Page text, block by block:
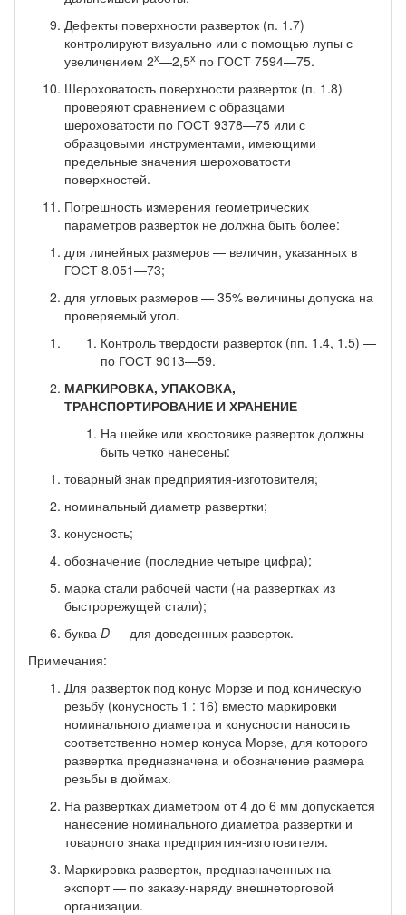
Дефекты поверхности разверток (п. 1.7)
контролируют ви­зуально или с помощью лупы с
увеличением 2х—2,5х по ГОСТ 7594—75.
Шероховатость поверхности разверток (п. 1.8)
проверяют сравнением с образцами
шероховатости по ГОСТ 9378—75 или с
образцовыми инструментами, имеющими
предельные значения шероховатости
поверхностей.
Погрешность измерения геометрических
параметров раз­верток не должна быть более:
для линейных размеров — величин, указанных в
ГОСТ 8.051—73;
для угловых размеров — 35% величины допуска на
прове­ряемый угол.
Контроль твердости разверток (пп. 1.4, 1.5) —
по ГОСТ 9013—59.
МАРКИРОВКА, УПАКОВКА,
ТРАНСПОРТИРОВАНИЕ И ХРАНЕНИЕ
На шейке или хвостовике разверток должны
быть четко нанесены:
товарный знак предприятия-изготовителя;
номинальный диаметр развертки;
конусность;
обозначение (последние четыре цифра);
марка стали рабочей части (на развертках из
быстрорежу­щей стали);
буква D —для доведенных разверток.
Примечания:
Для разверток под конус Морзе и под коническую
резьбу (конусность 1 : 16) вместо маркировки
номинального диаметра и конусности наносить
соот­ветственно номер конуса Морзе, для которого
развертка предназначена и обозна­чение размера
резьбы в дюймах.
На развертках диаметром от 4 до 6 мм допускается
нанесение номиналь­ного диаметра развертки и
товарного знака предприятия-изготовителя.
Маркировка разверток, предназначенных на
экспорт — по заказу-наряду внешнеторговой
организации.